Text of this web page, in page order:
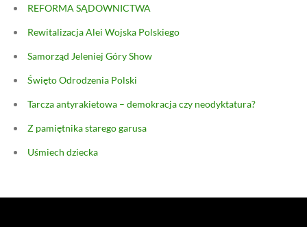
REFORMA SĄDOWNICTWA
Rewitalizacja Alei Wojska Polskiego
Samorząd Jeleniej Góry Show
Święto Odrodzenia Polski
Tarcza antyrakietowa – demokracja czy neodyktatura?
Z pamiętnika starego garusa
Uśmiech dziecka